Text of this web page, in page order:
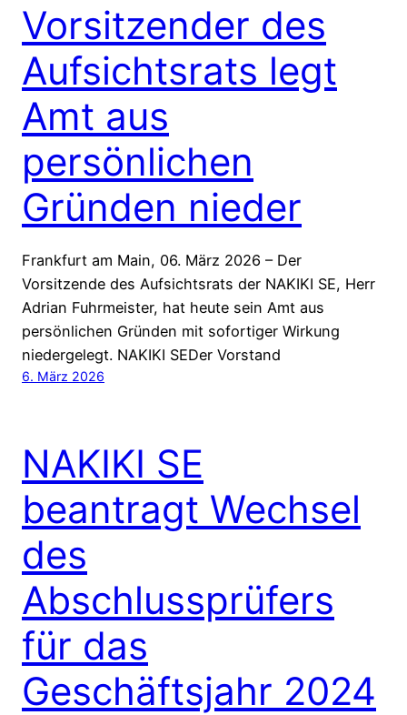
Vorsitzender des
Aufsichtsrats legt
Amt aus
persönlichen
Gründen nieder
Frankfurt am Main, 06. März 2026 – Der
Vorsitzende des Aufsichtsrats der NAKIKI SE, Herr
Adrian Fuhrmeister, hat heute sein Amt aus
persönlichen Gründen mit sofortiger Wirkung
niedergelegt. NAKIKI SEDer Vorstand
6. März 2026
NAKIKI SE
beantragt Wechsel
des
Abschlussprüfers
für das
Geschäftsjahr 2024